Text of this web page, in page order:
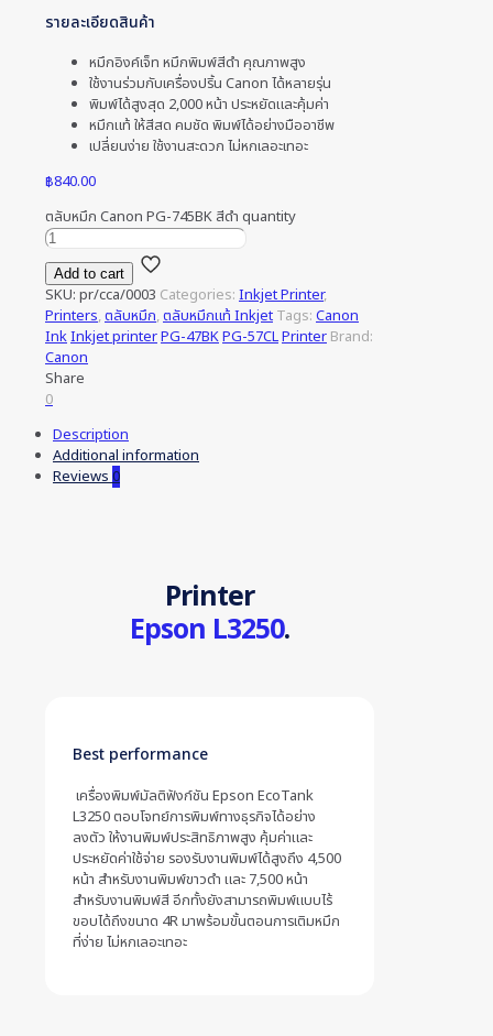
รายละเอียดสินค้า
หมึกอิงค์เจ็ท หมึกพิมพ์สีดำ คุณภาพสูง
ใช้งานร่วมกับเครื่องปริ้น Canon ได้หลายรุ่น
พิมพ์ได้สูงสุด 2,000 หน้า ประหยัดและคุ้มค่า
หมึกแท้ ให้สีสด คมชัด พิมพ์ได้อย่างมืออาชีพ
เปลี่ยนง่าย ใช้งานสะดวก ไม่หกเลอะเทอะ
฿840.00
ตลับหมึก Canon PG-745BK สีดำ quantity
Add to cart
SKU: pr/cca/0003 Categories: Inkjet Printer,
Printers,ตลับหมึก,ตลับหมึกแท้ Inkjet Tags: Canon
InkInkjet printerPG-47BKPG-57CLPrinter Brand:
Canon
Share
0
Description
Additional information
Reviews0
Printer
Epson L3250.
Best performance
เครื่องพิมพ์มัลติฟังก์ชัน Epson EcoTank
L3250 ตอบโจทย์การพิมพ์ทางธุรกิจได้อย่าง
ลงตัว ให้งานพิมพ์ประสิทธิภาพสูง คุ้มค่าและ
ประหยัดค่าใช้จ่าย รองรับงานพิมพ์ได้สูงถึง 4,500
หน้า สำหรับงานพิมพ์ขาวดำ และ 7,500 หน้า
สำหรับงานพิมพ์สี อีกทั้งยังสามารถพิมพ์แบบไร้
ขอบได้ถึงขนาด 4R มาพร้อมขั้นตอนการเติมหมึก
ที่ง่าย ไม่หกเลอะเทอะ